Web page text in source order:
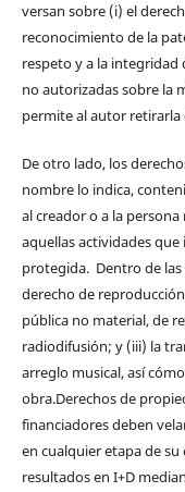
versan sobre (i) el
reconocimiento de la
respeto y a la integridad
no autorizadas sobre la
permite al autor retirarla
De otro lado, los
nombre lo indica,
al creador o a la
aquellas actividades
protegida. Dentro de las
derecho de
pública no material, de
radiodifusión; y (iii) la
arreglo musical, así
obra.Derechos de
financiadores deben
en cualquier etapa de
resultados en I+D